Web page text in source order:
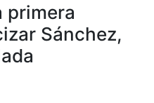
primera
Sánchez,